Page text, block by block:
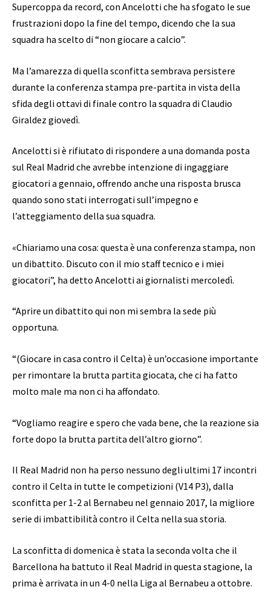
Supercoppa da record, con Ancelotti che ha sfogato le sue
frustrazioni dopo la fine del tempo, dicendo che la sua
squadra ha scelto di “non giocare a calcio”.
Ma l’amarezza di quella sconfitta sembrava persistere
durante la conferenza stampa pre-partita in vista della
sfida degli ottavi di finale contro la squadra di Claudio
Giraldez giovedì.
Ancelotti si è rifiutato di rispondere a una domanda posta
sul Real Madrid che avrebbe intenzione di ingaggiare
giocatori a gennaio, offrendo anche una risposta brusca
quando sono stati interrogati sull’impegno e
l’atteggiamento della sua squadra.
«Chiariamo una cosa: questa è una conferenza stampa, non
un dibattito. Discuto con il mio staff tecnico e i miei
giocatori”, ha detto Ancelotti ai giornalisti mercoledì.
“Aprire un dibattito qui non mi sembra la sede più
opportuna.
“(Giocare in casa contro il Celta) è un’occasione importante
per rimontare la brutta partita giocata, che ci ha fatto
molto male ma non ci ha affondato.
“Vogliamo reagire e spero che vada bene, che la reazione sia
forte dopo la brutta partita dell’altro giorno”.
Il Real Madrid non ha perso nessuno degli ultimi 17 incontri
contro il Celta in tutte le competizioni (V14 P3), dalla
sconfitta per 1-2 al Bernabeu nel gennaio 2017, la migliore
serie di imbattibilità contro il Celta nella sua storia.
La sconfitta di domenica è stata la seconda volta che il
Barcellona ha battuto il Real Madrid in questa stagione, la
prima è arrivata in un 4-0 nella Liga al Bernabeu a ottobre.